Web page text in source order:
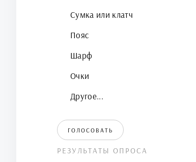
Сумка или клатч
Пояс
Шарф
Очки
Другое...
ГОЛОСОВАТЬ
РЕЗУЛЬТАТЫ ОПРОСА